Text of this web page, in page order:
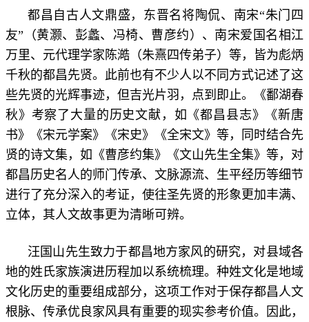
都昌自古人文鼎盛，东晋名将陶侃、南宋“朱门四
友”（黄灏、彭蠡、冯椅、曹彦约）、南宋爱国名相江
万里、元代理学家陈澔（朱熹四传弟子）等，皆为彪炳
千秋的都昌先贤。此前也有不少人以不同方式记述了这
些先贤的光辉事迹，但吉光片羽，点到即止。《鄱湖春
秋》考察了大量的历史文献，如《都昌县志》《新唐
书》《宋元学案》《宋史》《全宋文》等，同时结合先
贤的诗文集，如《曹彦约集》《文山先生全集》等，对
都昌历史名人的师门传承、文脉源流、生平经历等细节
进行了充分深入的考证，使往圣先贤的形象更加丰满、
立体，其人文故事更为清晰可辨。
汪国山先生致力于都昌地方家风的研究，对县域各
地的姓氏家族演进历程加以系统梳理。种姓文化是地域
文化历史的重要组成部分，这项工作对于保存都昌人文
根脉、传承优良家风具有重要的现实参考价值。因此，